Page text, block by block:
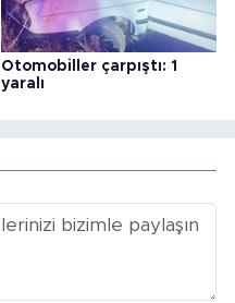
Otomobiller çarpıştı: 1
yaralı